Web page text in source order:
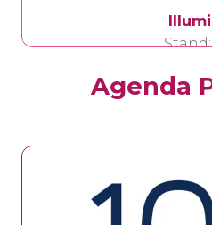
Stand:
Agenda